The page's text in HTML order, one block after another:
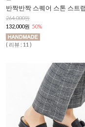
반짝반짝 스퀘어 스톤 스트
264,000원
132,000원 50%
( 리뷰 : 11 )